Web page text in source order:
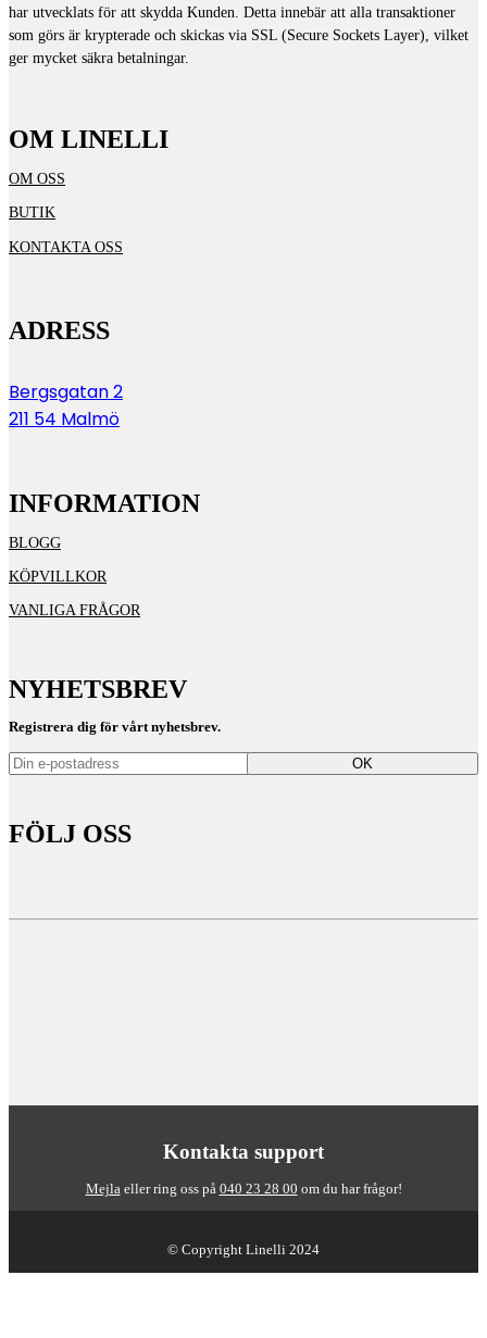
har utvecklats för att skydda Kunden. Detta innebär att alla transaktioner
som görs är krypterade och skickas via SSL (Secure Sockets Layer), vilket
ger mycket säkra betalningar.
OM LINELLI
OM OSS
BUTIK
KONTAKTA OSS
ADRESS
Bergsgatan 2
211 54 Malmö
INFORMATION
BLOGG
KÖPVILLKOR
VANLIGA FRÅGOR
NYHETSBREV
Registrera dig för vårt nyhetsbrev.
OK
FÖLJ OSS
Kontakta support
Mejla eller ring oss på 040 23 28 00 om du har frågor!
© Copyright Linelli 2024